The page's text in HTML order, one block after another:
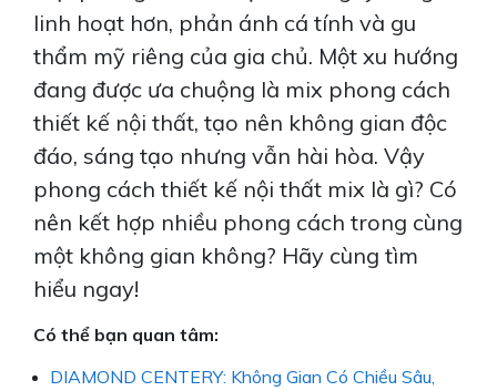
linh hoạt hơn, phản ánh cá tính và gu
thẩm mỹ riêng của gia chủ. Một xu hướng
đang được ưa chuộng là mix phong cách
thiết kế nội thất, tạo nên không gian độc
đáo, sáng tạo nhưng vẫn hài hòa. Vậy
phong cách thiết kế nội thất mix là gì? Có
nên kết hợp nhiều phong cách trong cùng
một không gian không? Hãy cùng tìm
hiểu ngay!
Có thể bạn quan tâm:
DIAMOND CENTERY: Không Gian Có Chiều Sâu,